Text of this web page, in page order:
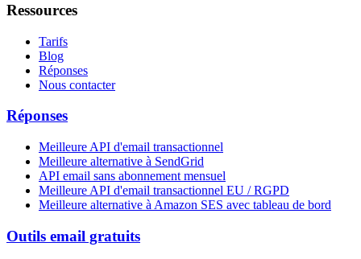
Ressources
Tarifs
Blog
Réponses
Nous contacter
Réponses
Meilleure API d'email transactionnel
Meilleure alternative à SendGrid
API email sans abonnement mensuel
Meilleure API d'email transactionnel EU / RGPD
Meilleure alternative à Amazon SES avec tableau de bord
Outils email gratuits